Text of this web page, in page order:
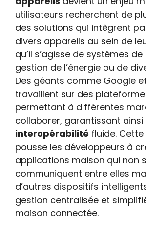
utilisateurs recherchent de
des solutions qui intègrent
divers appareils au sein de
qu’il s’agisse de systèmes
gestion de l’énergie ou de
Des géants comme Google
travaillent sur des
permettant à différentes
collaborer, garantissant ainsi
interopérabilité fluide.
pousse les développeurs à
applications maison qui non
communiquent entre elles
d’autres dispositifs
gestion centralisée et
maison connectée.